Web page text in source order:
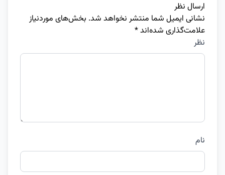
ارسال نظر
نشانی ایمیل شما منتشر نخواهد شد. بخش‌های موردنیاز
علامت‌گذاری شده‌اند*
نظر
نام